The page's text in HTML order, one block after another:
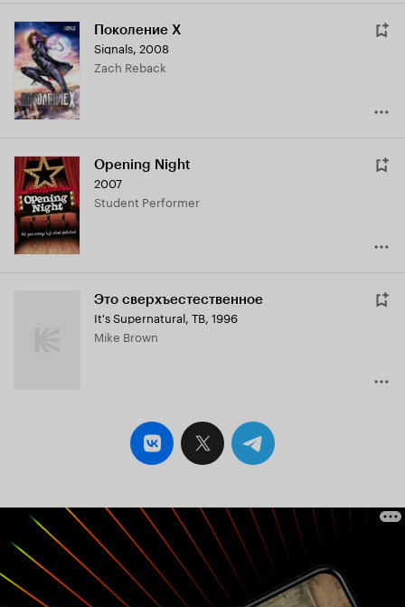
Поколение Х
Signals, 2008
Zach Reback
Opening Night
2007
Student Performer
Это сверхъестественное
It's Supernatural, ТВ, 1996
Mike Brown